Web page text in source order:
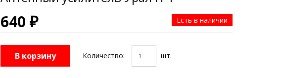
640 ₽ Есть в наличии
В корзину Количество: шт.